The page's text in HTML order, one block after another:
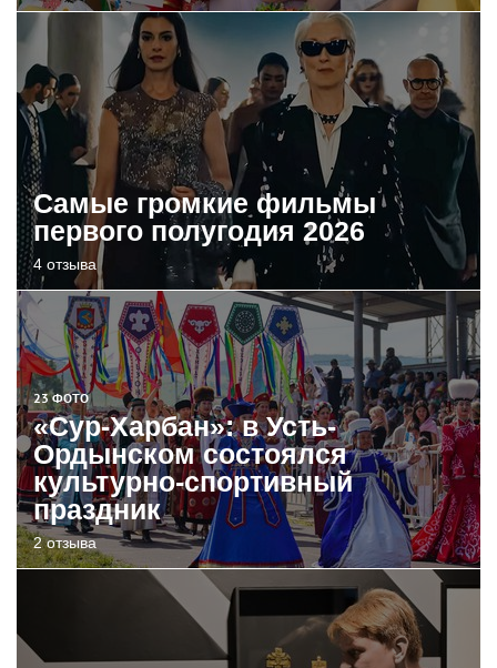
Самые громкие фильмы
первого полугодия 2026
4 отзыва
23 ФОТО
«Сур-Харбан»: в Усть-
Ордынском состоялся
культурно-спортивный
праздник
2 отзыва